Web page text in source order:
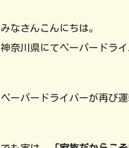
みなさんこんにちは。
神奈川県にてペーパードラ
ペーパードライバーが再び